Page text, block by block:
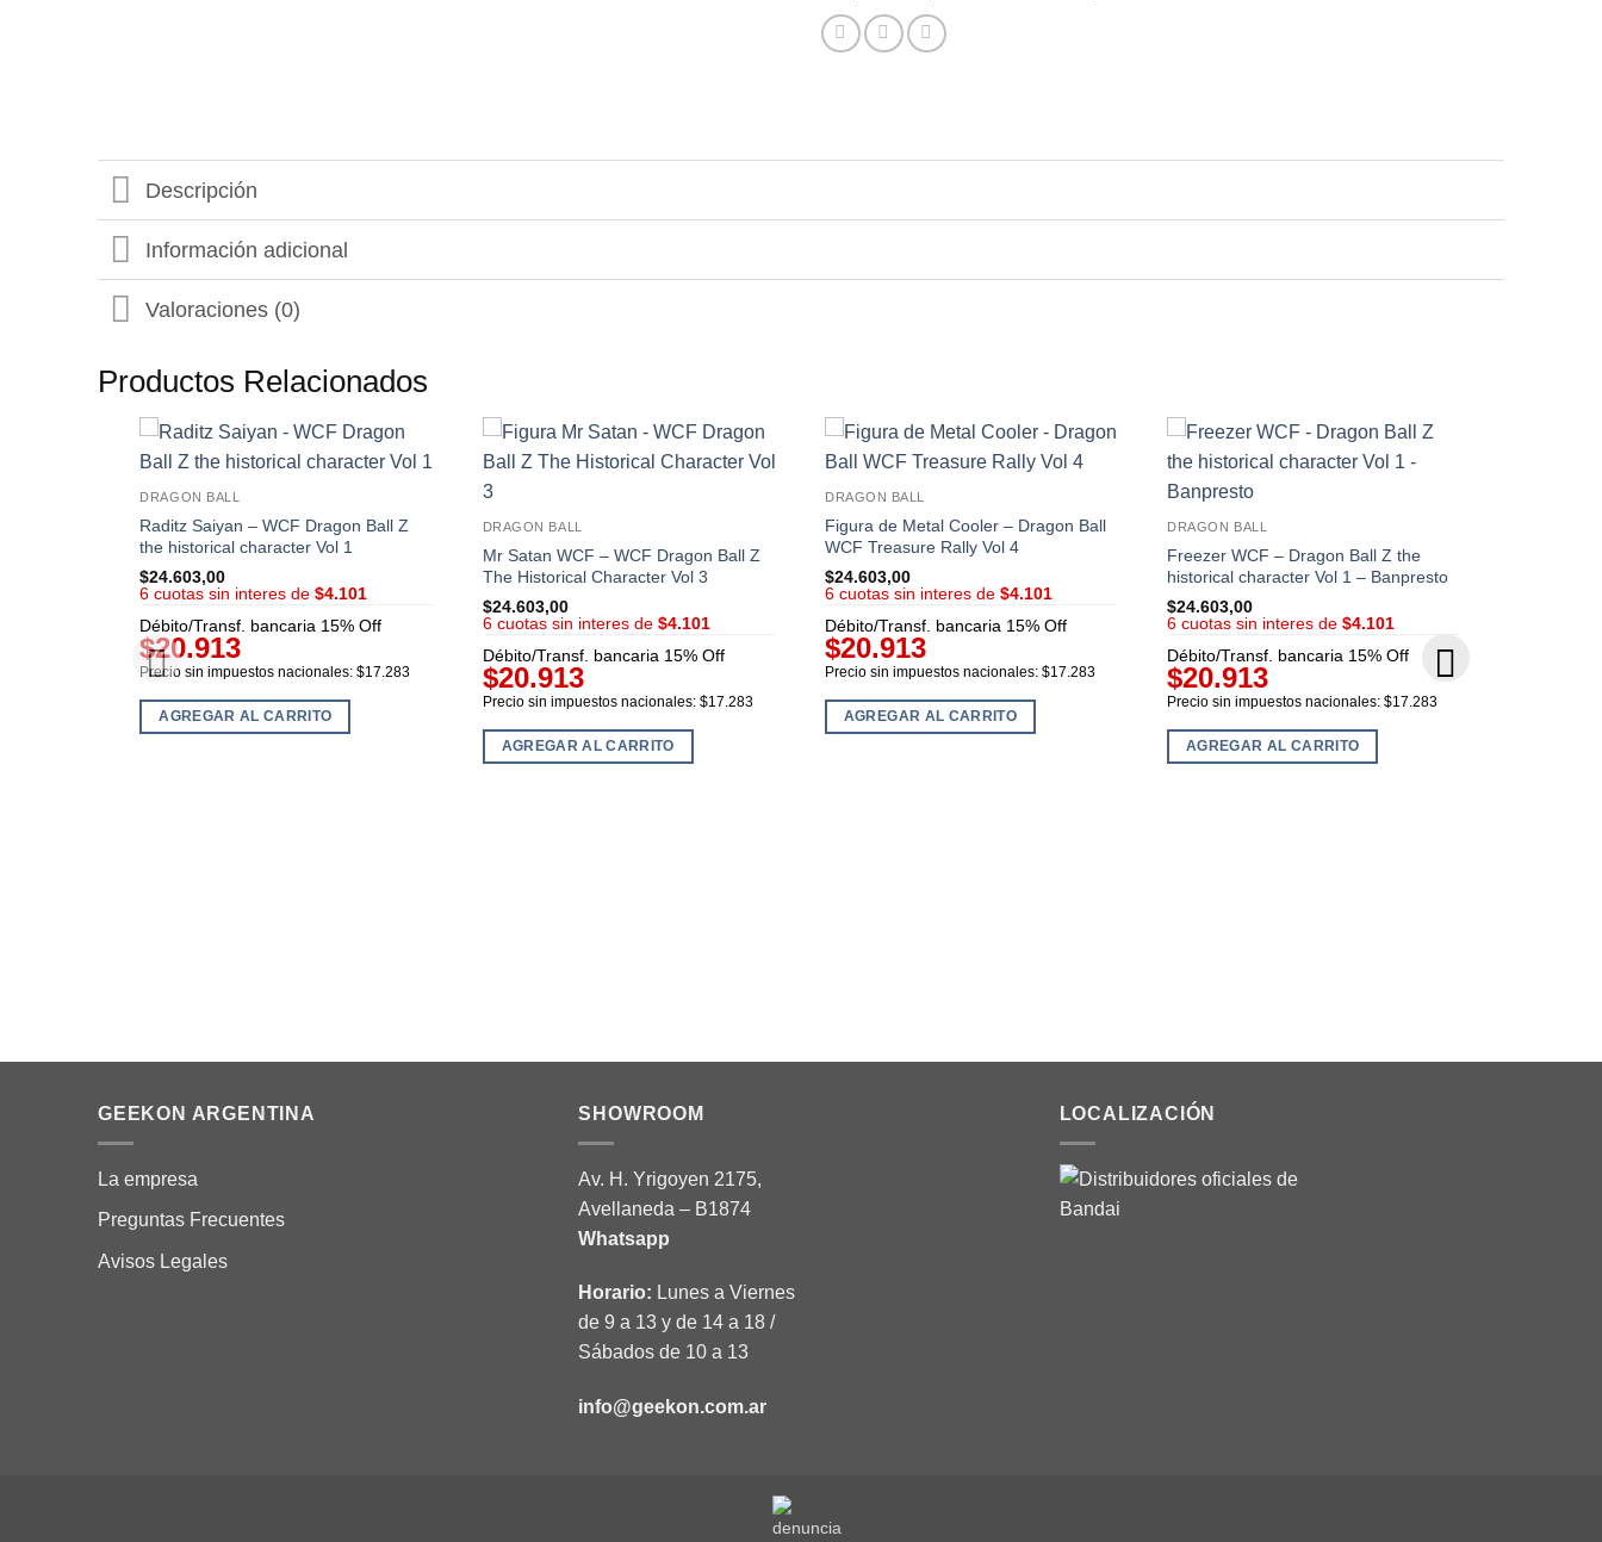
Descripción
Información adicional
Valoraciones (0)
Productos Relacionados
DRAGON BALL
Raditz Saiyan – WCF Dragon Ball Z
the historical character Vol 1
$24.603,00
6 cuotas sin interes de$4.101
Débito/Transf. bancaria 15% Off
$20.913
Precio sin impuestos nacionales: $17.283
AGREGAR AL CARRITO
DRAGON BALL
Mr Satan WCF – WCF Dragon Ball Z
The Historical Character Vol 3
$24.603,00
6 cuotas sin interes de $4.101
Débito/Transf. bancaria 15% Off
$20.913
Precio sin impuestos nacionales: $17.283
AGREGAR AL CARRITO
DRAGON BALL
Figura de Metal Cooler – Dragon Ball
WCF Treasure Rally Vol 4
$24.603,00
6 cuotas sin interes de $4.101
Débito/Transf. bancaria 15% Off
$20.913
Precio sin impuestos nacionales: $17.283
AGREGAR AL CARRITO
DRAGON BALL
Freezer WCF – Dragon Ball Z the
historical character Vol 1 – Banpresto
$24.603,00
6 cuotas sin interes de$4.101
Débito/Transf. bancaria 15% Off
$20.913
Precio sin impuestos nacionales: $17.283
AGREGAR AL CARRITO
GEEKON ARGENTINA
La empresa
Preguntas Frecuentes
Avisos Legales
SHOWROOM
Av. H. Yrigoyen 2175,
Avellaneda – B1874
Whatsapp
Horario: Lunes a Viernes
de 9 a 13 y de 14 a 18 /
Sábados de 10 a 13
info@geekon.com.ar
LOCALIZACIÓN